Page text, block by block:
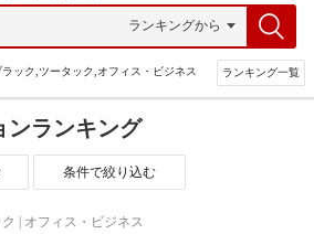
ラック,ツータック,オフィス・ビジネス ランキング一覧
ンランキング
条件で絞り込む
| オフィス・ビジネス